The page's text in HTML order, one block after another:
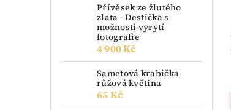
Přívěsek ze žlutého
zlata - Destička s
možností vyrytí
fotografie
4 900 Kč
Sametová krabička
růžová květina
65 Kč